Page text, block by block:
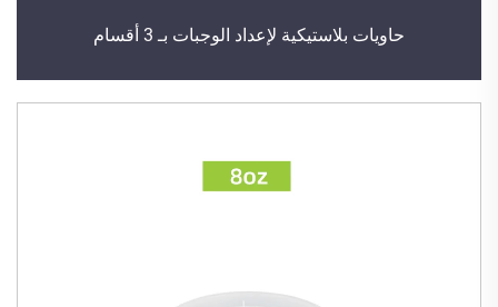
حاويات بلاستيكية لإعداد الوجبات بـ 3 أقسام